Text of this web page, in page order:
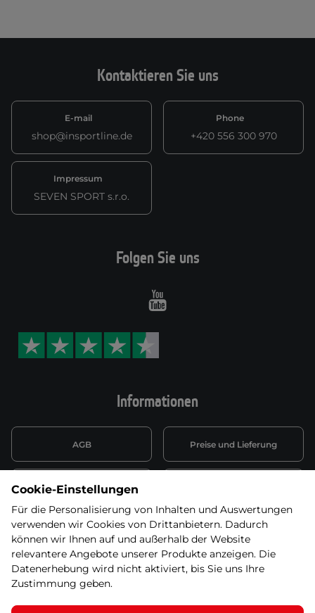
Kontaktieren Sie uns
E-mail
shop@insportline.de
Phone
+420 556 300 970
Impressum
SEVEN SPORT s.r.o.
Informationen
AGB Preise und Lieferung
Datenschutzerklärung
Wiederufsbelehrung mit Link
zum Formular
Batterieentsorgung
Informationen zu Elektro-
und Elektonikgeräten
Widerruf erklären
Folgen Sie uns
Youtube
Cookie-Einstellungen
Für die Personalisierung von Inhalten und Auswertungen
verwenden wir Cookies von Drittanbietern. Dadurch
können wir Ihnen auf und außerhalb der Website
relevantere Angebote unserer Produkte anzeigen. Die
Datenerhebung wird nicht aktiviert, bis Sie uns Ihre
Zustimmung geben.